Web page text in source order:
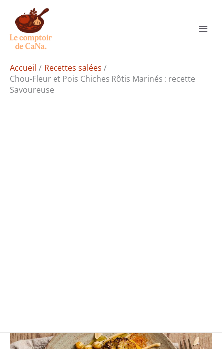
contenu
Accueil
Recettes salées
Chou-Fleur et Pois Chiches Rôtis Marinés : recette
Savoureuse
Rechercher